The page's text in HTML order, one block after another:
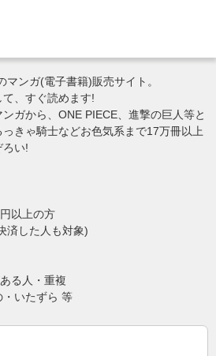
マンガ(電子書籍)販売サイト。
、すぐ読めます!
ガから、ONE PIECE、進撃の巨人等と
きゃ騎士などお色気系まで17万冊以上
ろい!
以上の方
済した人も対象)
る人・重複
・いたずら 等